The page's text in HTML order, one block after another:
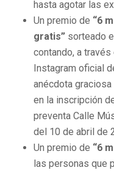
hasta agotar las
Un premio de “6
gratis” sorteado
contando, a
Instagram oficial
anécdota
en la inscripción
preventa Calle
del 10 de abril de
Un premio de “6
las personas que